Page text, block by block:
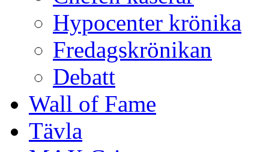
Hypocenter krönika
Fredagskrönikan
Debatt
Wall of Fame
Tävla